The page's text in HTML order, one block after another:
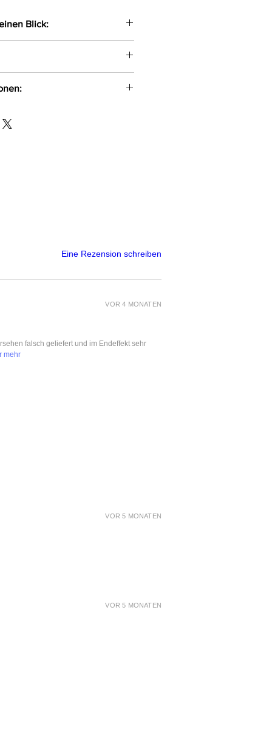
Blick:
verführerischen
Eine Rezension schreiben
VOR 4 MONATEN
falsch geliefert und im Endeffekt sehr
mehr
VOR 5 MONATEN
VOR 5 MONATEN